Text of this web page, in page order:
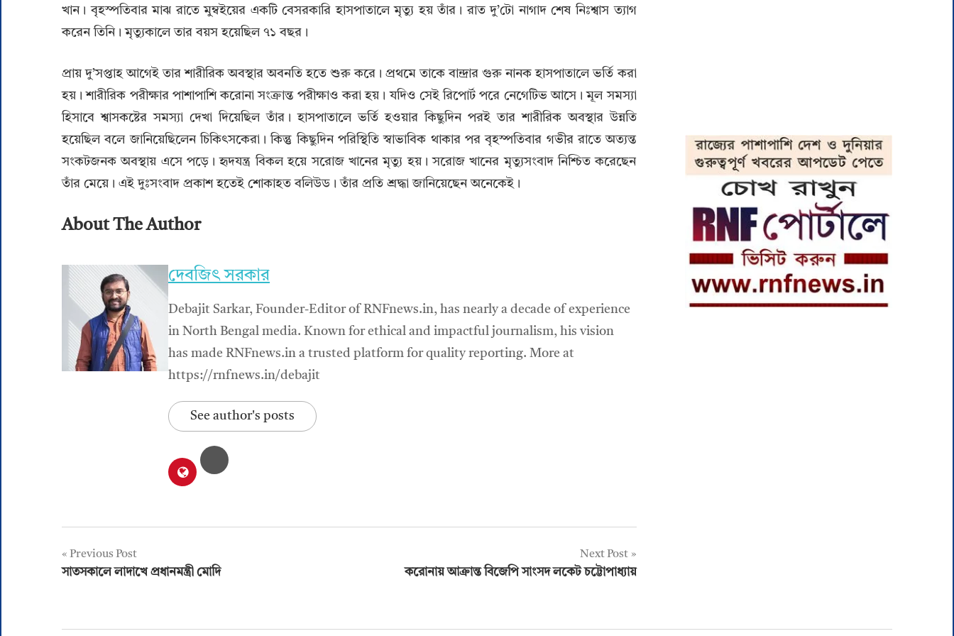
খান। বৃহস্পতিবার মাঝ রাতে মুম্বইয়ের একটি বেসরকারি হাসপাতালে মৃত্যু হয় তাঁর। রাত দু’টো নাগাদ শেষ নিঃশ্বাস ত্যাগ
করেন তিনি। মৃত্যুকালে তার বয়স হয়েছিল ৭১ বছর।
প্রায় দু’সপ্তাহ আগেই তার শারীরিক অবস্থার অবনতি হতে শুরু করে। প্রথমে তাকে বান্দ্রার গুরু নানক হাসপাতালে ভর্তি করা
হয়। শারীরিক পরীক্ষার পাশাপাশি করোনা সংক্রান্ত পরীক্ষাও করা হয়। যদিও সেই রিপোর্ট পরে নেগেটিভ আসে। মূল সমস্যা
হিসাবে শ্বাসকষ্টের সমস্যা দেখা দিয়েছিল তাঁর। হাসপাতালে ভর্তি হওয়ার কিছুদিন পরই তার শারীরিক অবস্থার উন্নতি
হয়েছিল বলে জানিয়েছিলেন চিকিৎসকেরা। কিন্তু কিছুদিন পরিস্থিতি স্বাভাবিক থাকার পর বৃহস্পতিবার গভীর রাতে অত্যন্ত
সংকটজনক অবস্থায় এসে পড়ে। হৃদযন্ত্র বিকল হয়ে সরোজ খানের মৃত্যু হয়। সরোজ খানের মৃত্যুসংবাদ নিশ্চিত করেছেন
তাঁর মেয়ে। এই দুঃসংবাদ প্রকাশ হতেই শোকাহত বলিউড। তাঁর প্রতি শ্রদ্ধা জানিয়েছেন অনেকেই।
About The Author
দেবজিৎ সরকার
Debajit Sarkar, Founder-Editor of RNFnews.in, has nearly a decade of experience
in North Bengal media. Known for ethical and impactful journalism, his vision
has made RNFnews.in a trusted platform for quality reporting. More at
https://rnfnews.in/debajit
See author's posts
Post
Previous Post
সাতসকালে লাদাখে প্রধানমন্ত্রী মোদি
Next Post
করোনায় আক্রান্ত বিজেপি সাংসদ লকেট চট্টোপাধ্যায়